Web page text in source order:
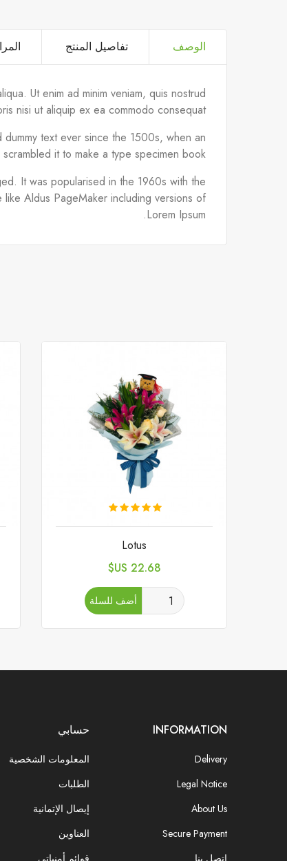
الوصف تفاصيل المنتج
Ut enim ad minim veniam, quis nostrud
nisi ut aliquip ex ea commodo consequat.
dummy text ever since the 1500s, when an
it to make a type specimen book.
It was popularised in the 1960s with the
Aldus PageMaker including versions of
Lorem Ipsum.
Lotus
السعر
22.68 US$
أضف للسلة
INFORMATION
Delivery
Legal Notice
About Us
Secure Payment
اتصل بنا
حسابي
المعلومات الشخصية
الطلبات
إيصال الإتمانية
العناوين
قوائم أمنياتي